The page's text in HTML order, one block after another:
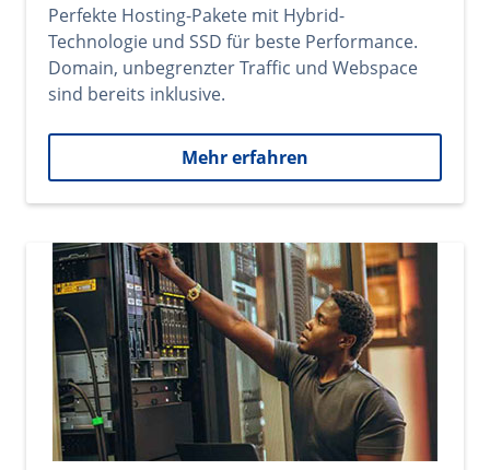
Perfekte Hosting-Pakete mit Hybrid-
Technologie und SSD für beste Performance.
Domain, unbegrenzter Traffic und Webspace
sind bereits inklusive.
Mehr erfahren